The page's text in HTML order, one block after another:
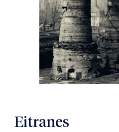
Eitranes